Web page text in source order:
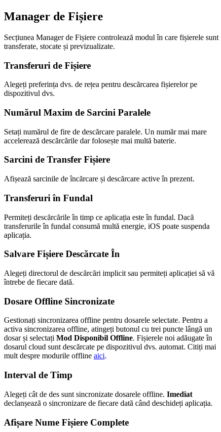
Manager de Fișiere
Secțiunea Manager de Fișiere controlează modul în care fișierele sunt
transferate, stocate și previzualizate.
Transferuri de Fișiere
Alegeți preferința dvs. de rețea pentru descărcarea fișierelor pe
dispozitivul dvs.
Numărul Maxim de Sarcini Paralele
Setați numărul de fire de descărcare paralele. Un număr mai mare
accelerează descărcările dar folosește mai multă baterie.
Sarcini de Transfer Fișiere
Afișează sarcinile de încărcare și descărcare active în prezent.
Transferuri în Fundal
Permiteți descărcările în timp ce aplicația este în fundal. Dacă
transferurile în fundal consumă multă energie, iOS poate suspenda
aplicația.
Salvare Fișiere Descărcate În
Alegeți directorul de descărcări implicit sau permiteți aplicației să vă
întrebe de fiecare dată.
Dosare Offline Sincronizate
Gestionați sincronizarea offline pentru dosarele selectate. Pentru a
activa sincronizarea offline, atingeți butonul cu trei puncte lângă un
dosar și selectați Mod Disponibil Offline. Fișierele noi adăugate în
dosarul cloud sunt descărcate pe dispozitivul dvs. automat. Citiți mai
mult despre modurile offline aici.
Interval de Timp
Alegeți cât de des sunt sincronizate dosarele offline. Imediat
declanșează o sincronizare de fiecare dată când deschideți aplicația.
Afișare Nume Fișiere Complete